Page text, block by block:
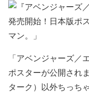
「アベンジャーズ／
ポスターが公開され
ターク）以外ちっち